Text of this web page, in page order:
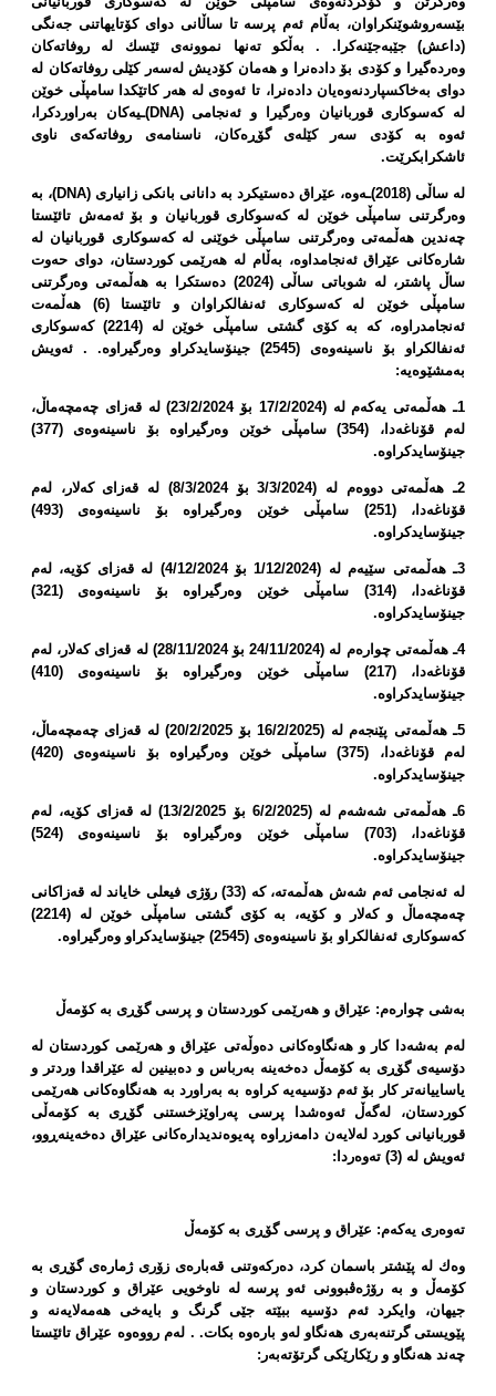
بێسەروشوێنكراوان، بەڵام ئەم پرسە تا ساڵانی دوای كۆتایهاتنی جەنگی
(داعش) جێبەجێنەكرا. . بەڵكو تەنها نموونەی ئێسك لە روفاتەكان
وەردەگیرا و كۆدی بۆ دادەنرا و هەمان كۆدیش لەسەر كێلی روفاتەكان لە
دوای بەخاكسپاردنەوەیان دادەنرا، تا ئەوەی لە هەر كاتێكدا سامپڵی خوێن
لە كەسوكاری قوربانیان وەرگیرا و ئەنجامی (DNA)ـیەكان بەراوردكرا،
ئەوە بە كۆدی سەر كێلەی گۆڕەكان، ناسنامەی روفاتەكەی ناوی
ئاشكرابكرێت.
لە ساڵی (2018)ـەوە، عێراق دەستیكرد بە دانانی بانكی زانیاری ( DNA)، بە
وەرگرتنی سامپڵی خوێن لە كەسوكاری قوربانیان و بۆ ئەمەش تائێستا
چەندین هەڵمەتی وەرگرتنی سامپڵی خوێنی لە كەسوكاری قوربانیان لە
شارەكانی عێراق ئەنجامداوە، بەڵام لە هەرێمی كوردستان، دوای حەوت
ساڵ پاشتر، لە شوباتی ساڵی (2024) دەستكرا بە هەڵمەتی وەرگرتنی
سامپڵی خوێن لە كەسوكاری ئەنفالكراوان و تائێستا (6) هەڵمەت
ئەنجامدراوە، كە بە كۆی گشتی سامپڵی خوێن لە (2214) كەسوكاری
ئەنفالكراو بۆ ناسینەوەی (2545) جینۆسایدكراو وەرگیراوە. . ئەویش
بەمشێوەیە:
1ـ هەڵمەتی یەكەم لە (17/2/2024 بۆ 23/2/2024) لە قەزای چەمچەماڵ،
لەم قۆناغەدا، (354) سامپڵی خوێن وەرگیراوە بۆ ناسینەوەی (377)
جینۆسایدكراوە.
2ـ هەڵمەتی دووەم لە (3/3/2024 بۆ 8/3/2024) لە قەزای كەلار، لەم
قۆناغەدا، (251) سامپڵی خوێن وەرگیراوە بۆ ناسینەوەی (493)
جینۆسایدكراوە.
3ـ هەڵمەتی سێیەم لە (1/12/2024 بۆ 4/12/2024) لە قەزای كۆیە، لەم
قۆناغەدا، (314) سامپڵی خوێن وەرگیراوە بۆ ناسینەوەی (321)
جینۆسایدكراوە.
4ـ هەڵمەتی چوارەم لە (24/11/2024 بۆ 28/11/2024) لە قەزای كەلار، لەم
قۆناغەدا، (217) سامپڵی خوێن وەرگیراوە بۆ ناسینەوەی (410)
جینۆسایدكراوە.
5ـ هەڵمەتی پێنجەم لە (16/2/2025 بۆ 20/2/2025) لە قەزای چەمچەماڵ،
لەم قۆناغەدا، (375) سامپڵی خوێن وەرگیراوە بۆ ناسینەوەی (420)
جینۆسایدكراوە.
6ـ هەڵمەتی شەشەم لە (6/2/2025 بۆ 13/2/2025) لە قەزای كۆیە، لەم
قۆناغەدا، (703) سامپڵی خوێن وەرگیراوە بۆ ناسینەوەی (524)
جینۆسایدكراوە.
لە ئەنجامی ئەم شەش هەڵمەتە، كە (33) رۆژی فیعلی خایاند لە قەزاكانی
چەمچەماڵ و كەلار و كۆیە، بە كۆی گشتی سامپڵی خوێن لە (2214)
كەسوكاری ئەنفالكراو بۆ ناسینەوەی (2545) جینۆسایدكراو وەرگیراوە.
بەشی چوارەم: عێراق و هەرێمی كوردستان و پرسی گۆڕی بە كۆمەڵ
لەم بەشەدا كار و هەنگاوەكانی دەوڵەتی عێراق و هەرێمی كوردستان لە
دۆسیەی گۆڕی بە كۆمەڵ دەخەینە بەرباس و دەبینین لە عێراقدا وردتر و
یاساییانەتر كار بۆ ئەم دۆسیەیە كراوە بە بەراورد بە هەنگاوەكانی هەرێمی
كوردستان، لەگەڵ ئەوەشدا پرسی پەراوێزخستنی گۆڕی بە كۆمەڵی
قوربانیانی كورد لەلایەن دامەزراوە پەیوەندیدارەكانی عێراق دەخەینەڕوو،
ئەویش لە (3) تەوەردا:
تەوەری یەكەم: عێراق و پرسی گۆڕی بە كۆمەڵ
وەك لە پێشتر باسمان كرد، دەركەوتنی قەبارەی زۆری ژمارەی گۆڕی بە
كۆمەڵ و بە رۆژەڤبوونی ئەو پرسە لە ناوخویی عێراق و كوردستان و
جیهان، وایكرد ئەم دۆسیە ببێتە جێی گرنگ و بایەخی هەمەلایەنە و
پێویستی گرتنەبەری هەنگاو لەو بارەوە بكات. . لەم رووەوە عێراق تائێستا
چەند هەنگاو و رێكارێكی گرتۆتەبەر: